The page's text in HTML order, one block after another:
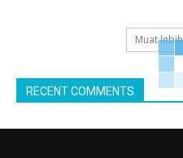
Muat
RECENT COMMENTS